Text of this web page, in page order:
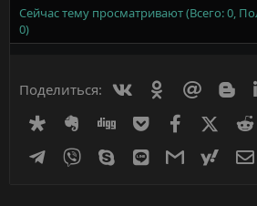
Сейчас тему просматривают (Всего: 0,
0)
Поделиться: Вконтакте Mail.ru
DiasporaEvernoteDigg GetpocketFacebook
X
Telegram
Viber Skype Line Gmail